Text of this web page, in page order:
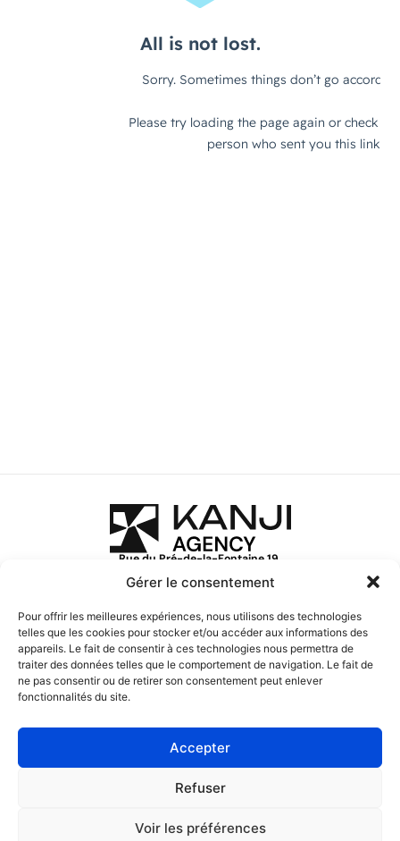
Gérer le consentement
Pour offrir les meilleures expériences, nous utilisons des technologies
telles que les cookies pour stocker et/ou accéder aux informations des
appareils. Le fait de consentir à ces technologies nous permettra de
traiter des données telles que le comportement de navigation. Le fait de
ne pas consentir ou de retirer son consentement peut enlever
fonctionnalités du site.
Accepter
Refuser
Voir les préférences
Rue du Pré-de-la-Fontaine 19,
hello@kanji.agency
Hubspot CRM
Lead Generation
À propos
Prendre rendez-vous
Cookies
Découvrez notre agence digitale